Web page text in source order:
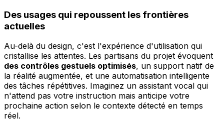
Des usages qui repoussent les frontières
actuelles
Au-delà du design, c'est l'expérience d'utilisation qui
cristallise les attentes. Les partisans du projet évoquent
des contrôles gestuels optimisés, un support natif de
la réalité augmentée, et une automatisation intelligente
des tâches répétitives. Imaginez un assistant vocal qui
n'attend pas votre instruction mais anticipe votre
prochaine action selon le contexte détecté en temps
réel.